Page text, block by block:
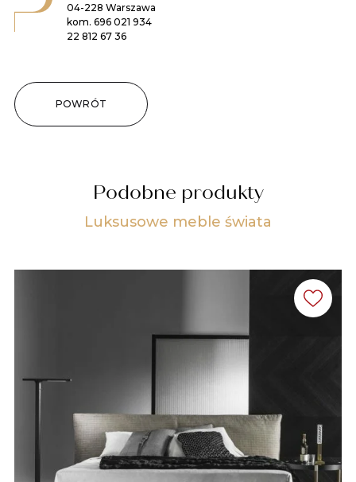
04-228 Warszawa
kom. 696 021 934
22 812 67 36
POWRÓT
Podobne produkty
Luksusowe meble świata